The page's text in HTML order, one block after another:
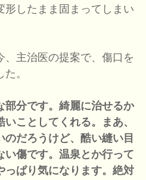
形したまま固まってしまい
主治医の提案で、傷口を
。
部分です。綺麗に治せるか
ことしてくれる。まあ、
だろうけど、酷い縫い目
い傷です。温泉とか行って
っぱり気になります。絶対